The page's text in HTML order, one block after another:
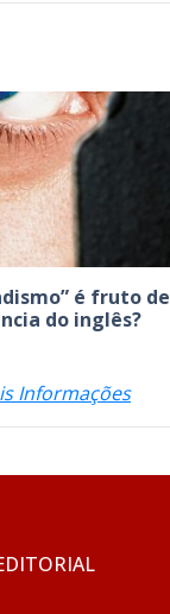
é fruto de
do inglês?
Informações